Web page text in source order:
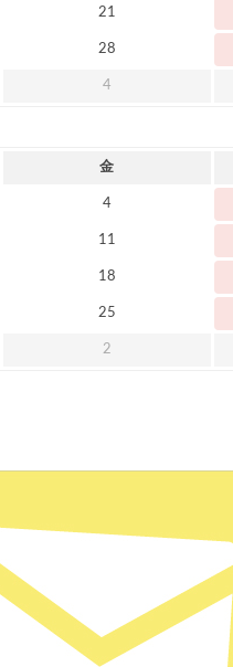
21
28
4
金
4
11
18
25
2